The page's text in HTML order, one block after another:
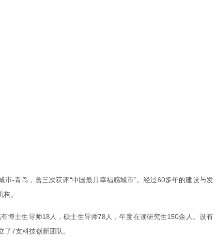
-青岛，曾三次获评“中国最具幸福感城市”。经过60多年的建设与发
。
博士生导师18人，硕士生导师78人，年度在读研究生150余人。设有
7支科技创新团队。